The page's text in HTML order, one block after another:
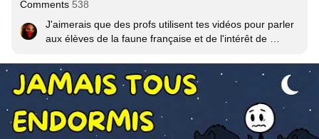
Comments 538
J'aimerais que des profs utilisent tes vidéos pour parler
aux élèves de la faune française et de l'intérêt de
raconté...